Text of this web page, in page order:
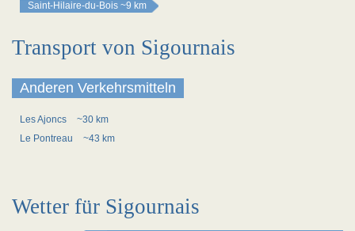
Saint-Hilaire-du-Bois ~9 km
Transport von Sigournais
Anderen Verkehrsmitteln
Les Ajoncs
~30 km
Le Pontreau
~43 km
Wetter für Sigournais